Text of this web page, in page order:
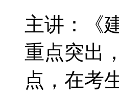
主讲：《
重点突出
点，在考